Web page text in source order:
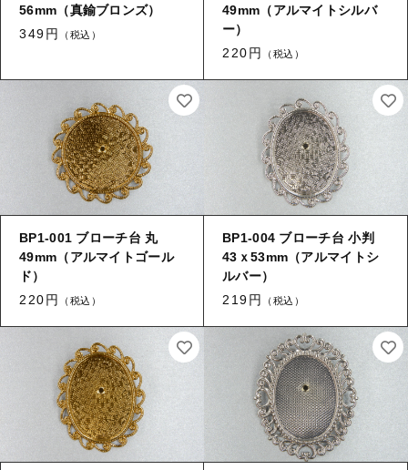
56mm（真鍮ブロンズ）
349円
（税込）
49mm（アルマイトシルバ
ー）
220円
（税込）
BP1-001 ブローチ台 丸
49mm（アルマイトゴール
ド）
220円
（税込）
BP1-004 ブローチ台 小判
43ｘ53mm（アルマイトシ
ルバー）
219円
（税込）
【留め金具】 イヤリング
【留め金具】 クリップ・差込
【留め金具】 マスク用クリップ
【留め金具】 ネクタイピン
【留め金具】 蝶タック
【留め金具】 タイタック
【留め金具】 スライダー
【留め金具】 ループタイ金具
【留め金具】 スカーフ留め
【留め金具】 スティックピン
【留め金具】 帯留め
【留め金具】 紐止め・コの字
【留め金具】 ヘア留め
【留め金具】 丸カン・小判カン
【留め金具】 指輪
【留め金具】 イヤリング
【留め金具】 クリップ・差込
【留め金具】 マスク用クリップ
【留め金具】 ネクタイピン
【留め金具】 蝶タック
【留め金具】 タイタック
【留め金具】 スライダー